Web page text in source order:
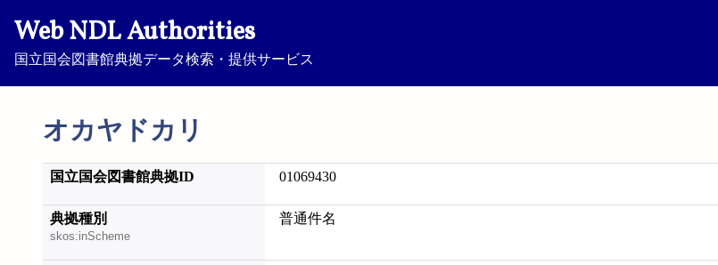
Web NDL Authorities
国立国会図書館典拠データ検索・提供サービス
オカヤドカリ
国立国会図書館典拠ID 01069430
典拠種別
skos:inScheme
普通件名